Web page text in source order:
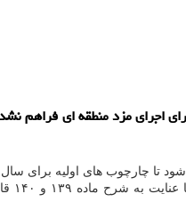
اجرای مزد منطقه ای فراهم
شود تا چارچوب های اولیه برای
عضو